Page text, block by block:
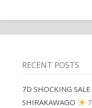
RECENT POSTS
7D SHOCKING
SHIRAKAWAGO